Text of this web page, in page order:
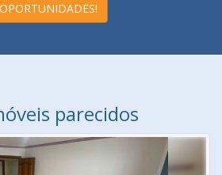
parecidos